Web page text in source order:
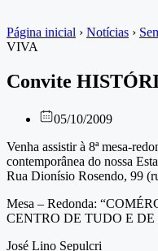
Página inicial › Notícias ›
VIVA
Convite
05/10/2009
Venha assistir à 8ª mesa-
contemporânea do nossa
Rua Dionísio Rosendo, 99
Mesa – Redonda:
CENTRO DE TUDO E DE
José Lino Sepulcri